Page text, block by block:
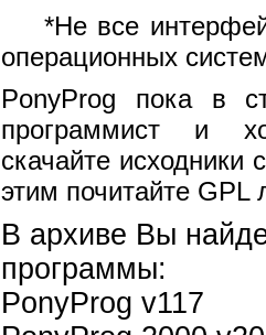
*Не все
операционных
PonyProg пока в
программист и
скачайте исходники
этим почитайте GPL
В архиве Вы
программы:
PonyProg v117